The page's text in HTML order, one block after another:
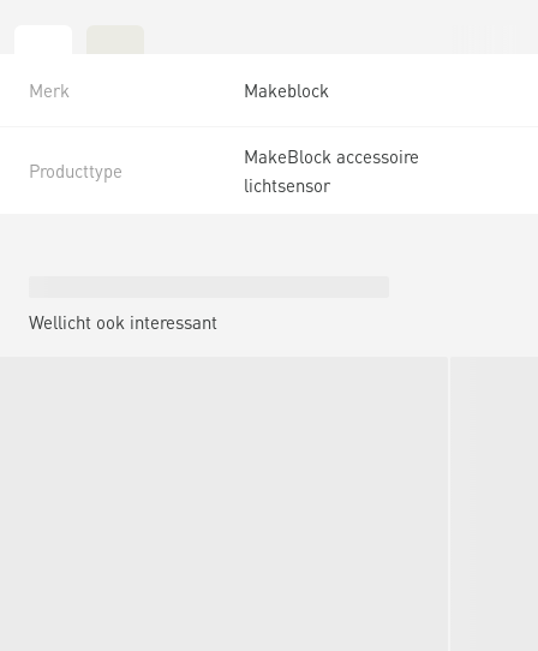
Merk Makeblock
Producttype
MakeBlock accessoire
lichtsensor
Wellicht ook interessant